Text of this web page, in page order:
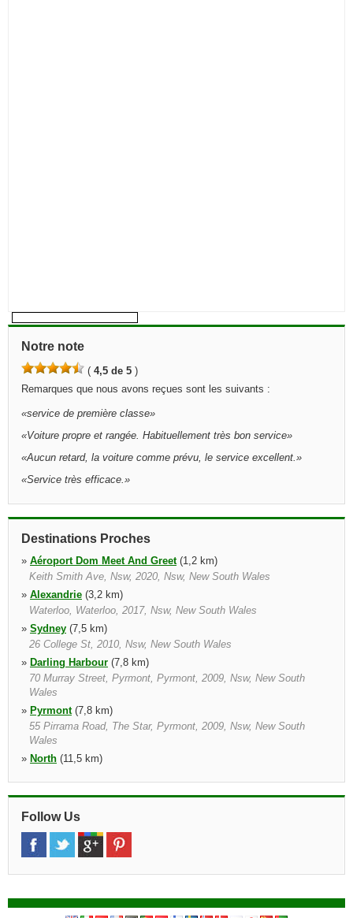
Notre note
( 4,5 de 5 )
Remarques que nous avons reçues sont les suivants :
«service de première classe»
«Voiture propre et rangée. Habituellement très bon service»
«Aucun retard, la voiture comme prévu, le service excellent.»
«Service très efficace.»
Destinations Proches
» Aéroport Dom Meet And Greet(1,2 km)
Keith Smith Ave, Nsw, 2020, Nsw, New South Wales
» Alexandrie (3,2 km)
Waterloo, Waterloo, 2017, Nsw, New South Wales
» Sydney (7,5 km)
26 College St, 2010, Nsw, New South Wales
» Darling Harbour (7,8 km)
70 Murray Street, Pyrmont, Pyrmont, 2009, Nsw, New South
Wales
» Pyrmont(7,8 km)
55 Pirrama Road, The Star, Pyrmont, 2009, Nsw, New South
Wales
» North (11,5 km)
»Artarmon(13,4 km)
264 Milperra Rd, Revesby Nsw, 2212, Nsw, New South Wales
Follow Us